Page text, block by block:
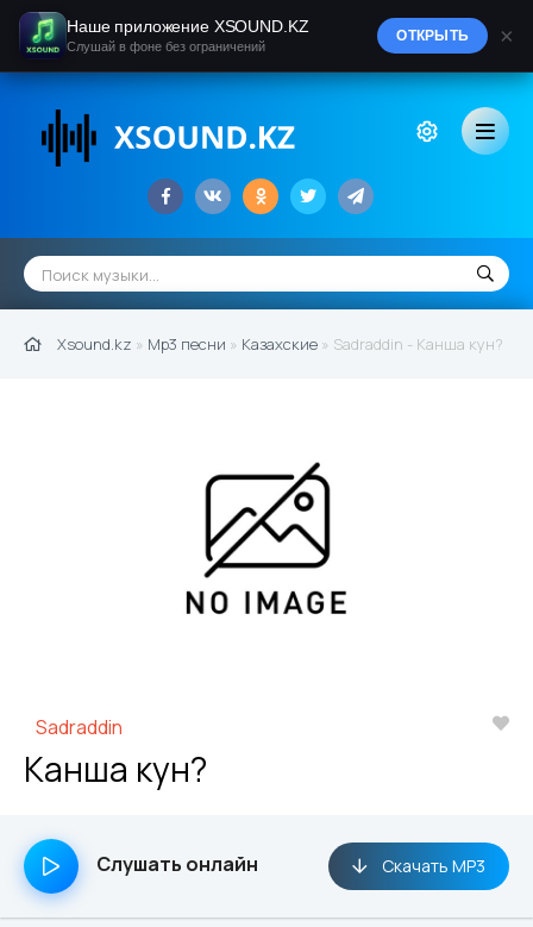
Xsound.kz » Mp3 песни » Казахские » Sadraddin - Канша кун?
Sadraddin
Канша кун?
Слушать онлайн Скачать MP3
Наше приложение XSOUND.KZ
Слушай в фоне без ограничений
ОТКРЫТЬ ×